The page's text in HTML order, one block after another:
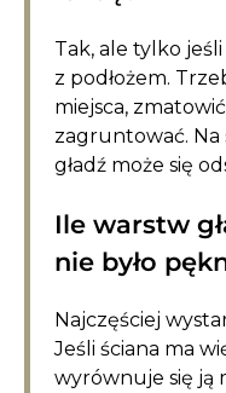
Tak, ale tylko
z podłożem.
miejsca,
zagruntować. Na
gładź może się
Ile warstw
nie było
Najczęściej
Jeśli ściana ma
wyrównuje się ją